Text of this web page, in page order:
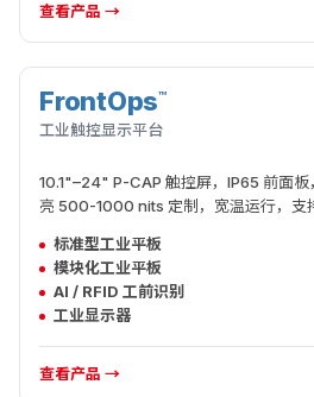
查看产品 →
交互执行
FrontOps™
工业触控显示平台
10.1"–24" P-CAP 触控屏，IP65 前面
亮 500-1000 nits 定制，宽温运行，支
标准型工业平板
模块化工业平板
AI / RFID 工前识别
工业显示器
查看产品 →